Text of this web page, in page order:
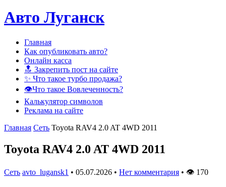
Авто Луганск
Главная
Как опубликовать авто?
Онлайн касса
🔝 Закрепить пост на сайте
✨ Что такое турбо продажа?
👁️Что такое Вовлеченность?
Калькулятор символов
Реклама на сайте
Главная Сеть Toyota RAV4 2.0 AT 4WD 2011
Toyota RAV4 2.0 AT 4WD 2011
Сеть avto_lugansk1 • 05.07.2026 • Нет комментария • 👁 170